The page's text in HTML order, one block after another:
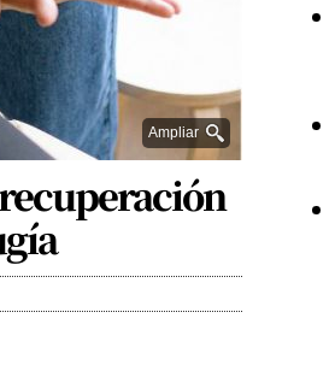
Ampliar